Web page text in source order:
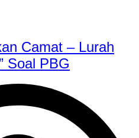
Camat – Lurah
Soal PBG